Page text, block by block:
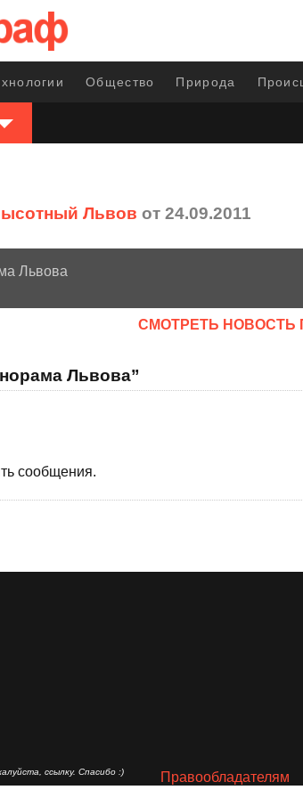
Общество Природа
Львов от 24.09.2011
Львова
CМОТРЕТЬ
Львова”
сообщения.
ссылку. Спасибо :) Правообладателям